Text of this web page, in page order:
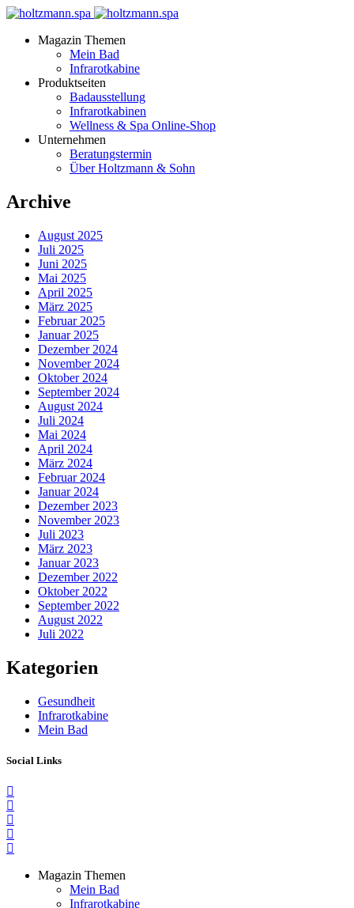
Magazin Themen
Mein Bad
Infrarotkabine
Produktseiten
Badausstellung
Infrarotkabinen
Wellness & Spa Online-Shop
Unternehmen
Beratungstermin
Über Holtzmann & Sohn
Archive
August 2025
Juli 2025
Juni 2025
Mai 2025
April 2025
März 2025
Februar 2025
Januar 2025
Dezember 2024
November 2024
Oktober 2024
September 2024
August 2024
Juli 2024
Mai 2024
April 2024
März 2024
Februar 2024
Januar 2024
Dezember 2023
November 2023
Juli 2023
März 2023
Januar 2023
Dezember 2022
Oktober 2022
September 2022
August 2022
Juli 2022
Kategorien
Gesundheit
Infrarotkabine
Mein Bad
Social Links
Magazin Themen
Mein Bad
Infrarotkabine